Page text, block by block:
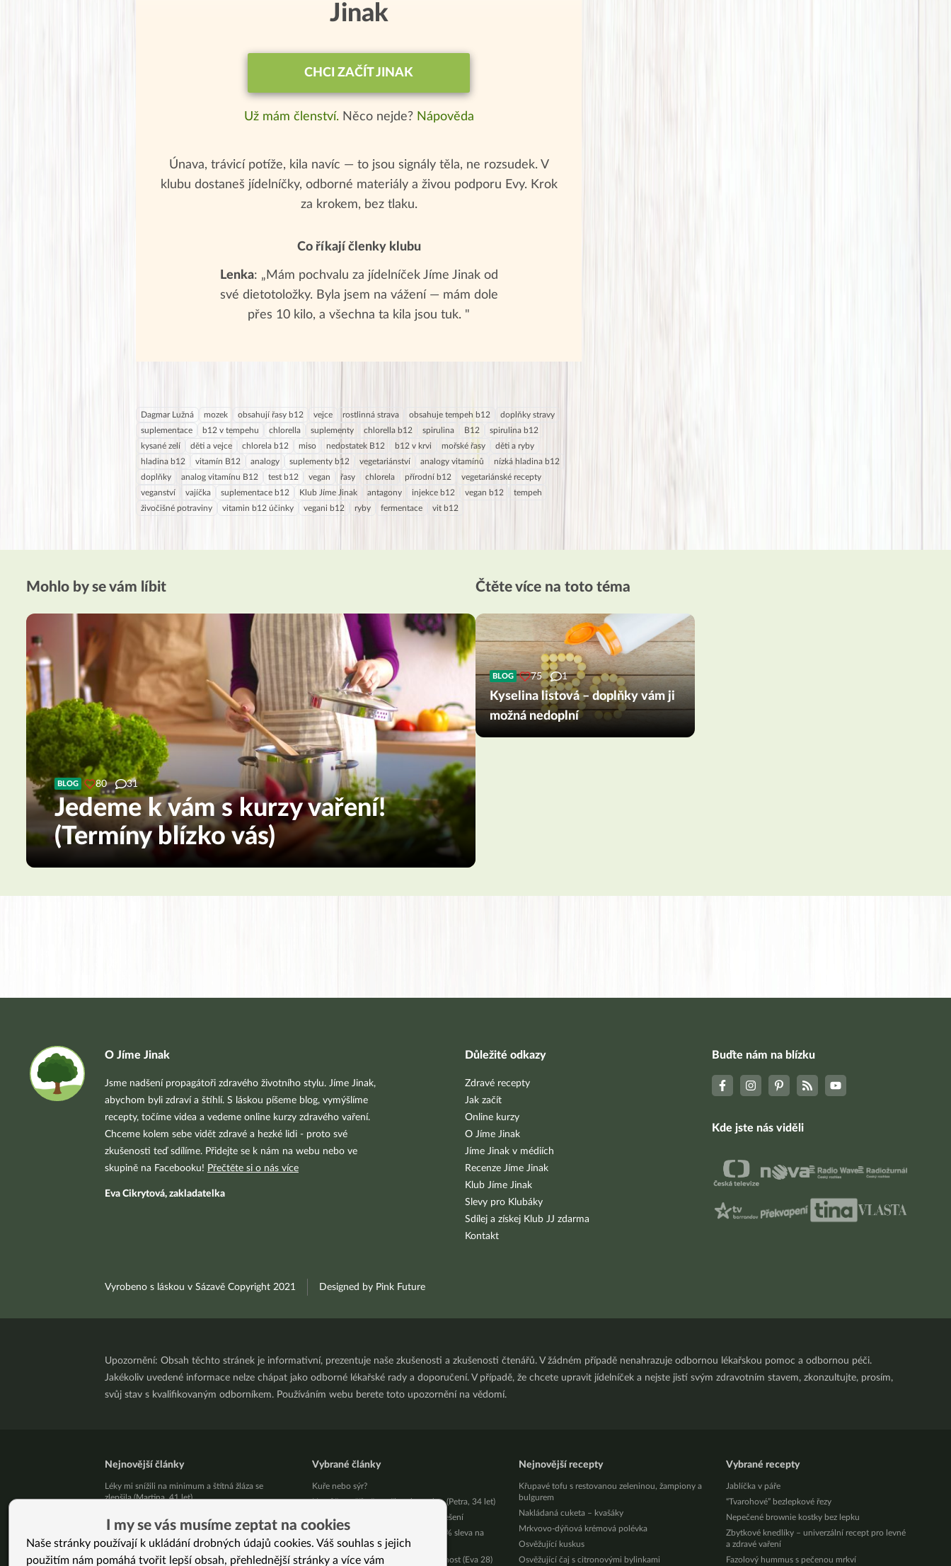
Jinak
CHCI ZAČÍT JINAK
Už mám členství. Něco nejde? Nápověda
Únava, trávicí potíže, kila navíc — to jsou signály těla, ne rozsudek. V
klubu dostaneš jídelníčky, odborné materiály a živou podporu Evy. Krok
za krokem, bez tlaku.
Co říkají členky klubu
Lenka: „Mám pochvalu za jídelníček Jíme Jinak od
své dietotoložky. Byla jsem na vážení — mám dole
přes 10 kilo, a všechna ta kila jsou tuk. "
Dagmar Lužná mozek obsahují řasy b12 vejce rostlinná strava obsahuje tempeh b12
doplňky stravy
suplementace
b12 v tempehu chlorella suplementy chlorella b12 spirulina B12
spirulina b12
kysané zelí
děti a vejce chlorela b12 miso nedostatek B12 b12 v krvi mořské řasy
děti a ryby
hladina b12
vitamín B12 analogy suplementy b12 vegetariánství analogy vitamínů
nízká hladina b12
doplňky
analog vitamínu B12 test b12 vegan řasy chlorela přírodní b12
vegetariánské recepty
veganství
vajíčka suplementace b12 Klub Jíme Jinak antagony injekce b12 vegan b12
tempeh
živočišné potraviny
vitamin b12 účinky vegani b12 ryby fermentace vit b12
Mohlo by se vám líbit
BLOG 80 31
Jedeme k vám s kurzy vaření!
(Termíny blízko vás)
Čtěte více na toto téma
BLOG 75 1
Kyselina listová – doplňky vám ji
možná nedoplní
O Jíme Jinak
Jsme nadšení propagátoři zdravého životního stylu. Jíme Jinak,
abychom byli zdraví a štíhlí. S láskou píšeme blog, vymýšlíme
recepty, točíme videa a vedeme online kurzy zdravého vaření.
Chceme kolem sebe vidět zdravé a hezké lidi - proto své
zkušenosti teď sdílíme. Přidejte se k nám na webu nebo ve
skupině na Facebooku! Přečtěte si o nás více
Eva Cikrytová, zakladatelka
Důležité odkazy
Zdravé recepty
Jak začít
Online kurzy
O Jíme Jinak
Jíme Jinak v médiích
Recenze Jíme Jinak
Klub Jíme Jinak
Slevy pro Klubáky
Sdílej a získej Klub JJ zdarma
Kontakt
Buďte nám na blízku
Kde jste nás viděli
Vyrobeno s láskou v Sázavě Copyright 2021 Designed by Pink Future
Upozornění: Obsah těchto stránek je informativní, prezentuje naše zkušenosti a zkušenosti čtenářů. V žádném případě nenahrazuje odbornou lékařskou pomoc a odbornou péči.
Jakékoliv uvedené informace nelze chápat jako odborné lékařské rady a doporučení. V případě, že chcete upravit jídelníček a nejste jistí svým zdravotním stavem, zkonzultujte, prosím,
svůj stav s kvalifikovaným odborníkem. Používáním webu berete toto upozornění na vědomí.
Nejnovější články
Léky mi snížili na minimum a štítná žláza se
zlepšila (Martina, 41 let)
Přestaňte bojovat samy se sebou
10 tipů, jak zpracovat letní jablíčka
Už vás unavuje, že někdo pořád řeší, jak byste
Vybrané články
Kuře nebo sýr?
Nemůžu uvěřit, že to šlo tak snadno (Petra, 34 let)
Nadměrná plynatost – její příčiny i řešení
Skryté tajemství dlouhověkosti – 25% sleva na
knihy
Žádné sci-fi, chce to jen překonat lenost (Eva 28)
Nejnovější recepty
Křupavé tofu s restovanou zeleninou, žampiony a
bulgurem
Nakládaná cuketa – kvašáky
Mrkvovo-dýňová krémová polévka
Osvěžující kuskus
Osvěžující čaj s citronovými bylinkami
Vybrané recepty
Jablíčka v páře
“Tvarohové” bezlepkové řezy
Nepečené brownie kostky bez lepku
Zbytkové knedlíky – univerzální recept pro levné
a zdravé vaření
Fazolový hummus s pečenou mrkví
I my se vás musíme zeptat na cookies
Naše stránky používají k ukládání drobných údajů cookies. Váš souhlas s jejich
použitím nám pomáhá tvořit lepší obsah, přehlednější stránky a více vám